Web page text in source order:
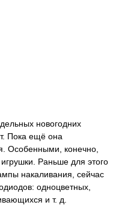
новогодних
Пока ещё она
Особенными, конечно,
Раньше для этого
накаливания, сейчас
одноцветных,
и т. д.